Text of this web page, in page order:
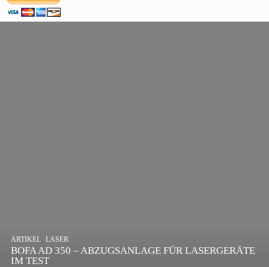
BOFA AD 350 – ABZUGSANLAGE FÜR LASERGERÄTE
IM TEST
ARTIKEL, LASER
DIE BEDEUTENDSTEN SCHRITTE ZUR
ERFOLGREICHEN MARKENBILDUNG IN DER
ARTIKEL SONSTIGE